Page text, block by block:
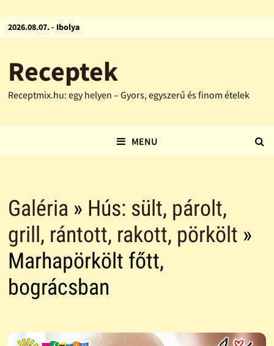
2026.08.07. - Ibolya
Receptek
Receptmix.hu: egy helyen – Gyors, egyszerű és finom ételek
MENU
Galéria » Hús: sült, párolt,
grill, rántott, rakott, pörkölt »
Marhapörkölt főtt,
bográcsban